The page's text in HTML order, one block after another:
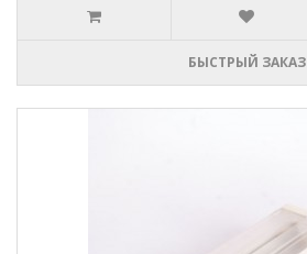
БЫСТРЫЙ ЗАКАЗ